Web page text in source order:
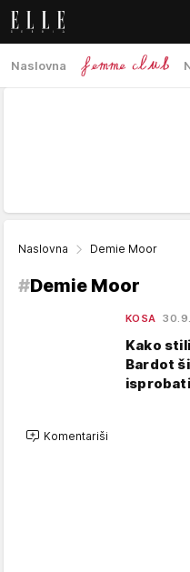
Naslovna
Naslovna Demie Moor
#Demie Moor
KOSA
Kako
Bardot
isprobati
Komentariši